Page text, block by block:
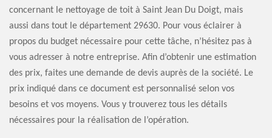
concernant le nettoyage de toit à Saint Jean Du Doigt, mais
aussi dans tout le département 29630. Pour vous éclairer à
propos du budget nécessaire pour cette tâche, n’hésitez pas à
vous adresser à notre entreprise. Afin d’obtenir une estimation
des prix, faites une demande de devis auprès de la société. Le
prix indiqué dans ce document est personnalisé selon vos
besoins et vos moyens. Vous y trouverez tous les détails
nécessaires pour la réalisation de l’opération.